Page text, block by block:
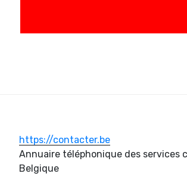
https://contacter.be
Annuaire téléphonique des services
Belgique